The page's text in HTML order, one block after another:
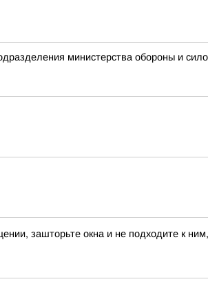
министерства обороны и
зашторьте окна и не подходите к ним,